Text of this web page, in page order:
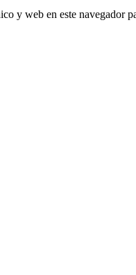
y web en este navegador